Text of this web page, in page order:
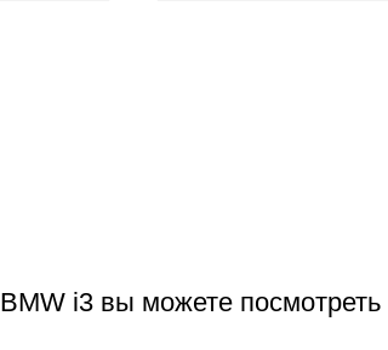
i3 вы можете